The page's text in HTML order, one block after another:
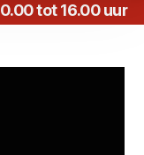
tot 16.00 uur